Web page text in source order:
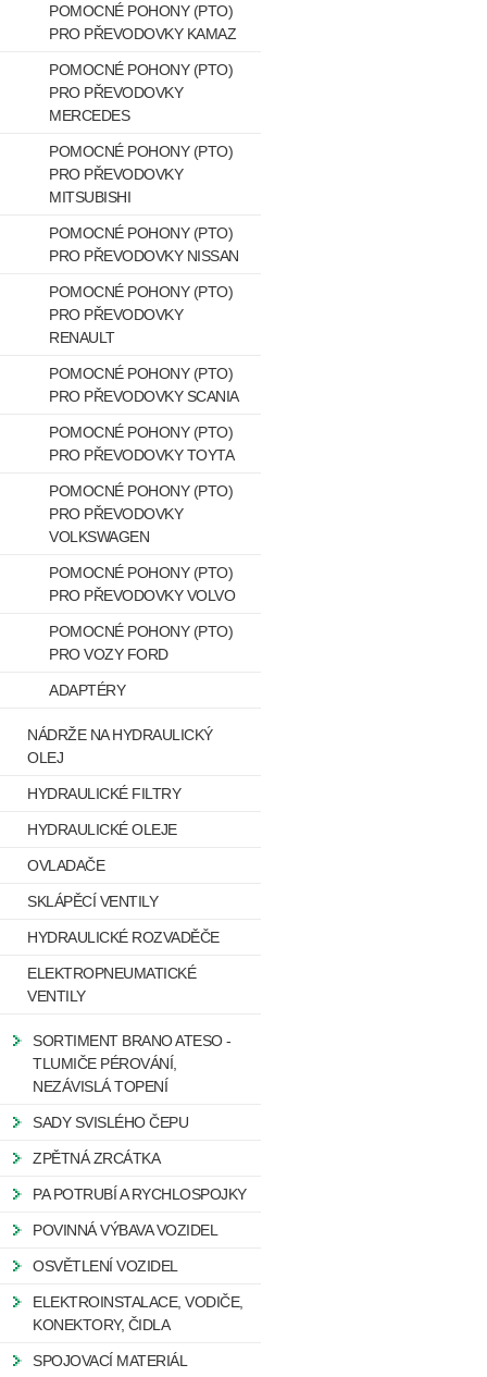
POMOCNÉ POHONY (PTO)
PRO PŘEVODOVKY KAMAZ
POMOCNÉ POHONY (PTO)
PRO PŘEVODOVKY
MERCEDES
POMOCNÉ POHONY (PTO)
PRO PŘEVODOVKY
MITSUBISHI
POMOCNÉ POHONY (PTO)
PRO PŘEVODOVKY NISSAN
POMOCNÉ POHONY (PTO)
PRO PŘEVODOVKY
RENAULT
POMOCNÉ POHONY (PTO)
PRO PŘEVODOVKY SCANIA
POMOCNÉ POHONY (PTO)
PRO PŘEVODOVKY TOYTA
POMOCNÉ POHONY (PTO)
PRO PŘEVODOVKY
VOLKSWAGEN
POMOCNÉ POHONY (PTO)
PRO PŘEVODOVKY VOLVO
POMOCNÉ POHONY (PTO)
PRO VOZY FORD
ADAPTÉRY
NÁDRŽE NA HYDRAULICKÝ
OLEJ
HYDRAULICKÉ FILTRY
HYDRAULICKÉ OLEJE
OVLADAČE
SKLÁPĚCÍ VENTILY
HYDRAULICKÉ ROZVADĚČE
ELEKTROPNEUMATICKÉ
VENTILY
SORTIMENT BRANO ATESO -
TLUMIČE PÉROVÁNÍ,
NEZÁVISLÁ TOPENÍ
SADY SVISLÉHO ČEPU
ZPĚTNÁ ZRCÁTKA
PA POTRUBÍ A RYCHLOSPOJKY
POVINNÁ VÝBAVA VOZIDEL
OSVĚTLENÍ VOZIDEL
ELEKTROINSTALACE, VODIČE,
KONEKTORY, ČIDLA
SPOJOVACÍ MATERIÁL